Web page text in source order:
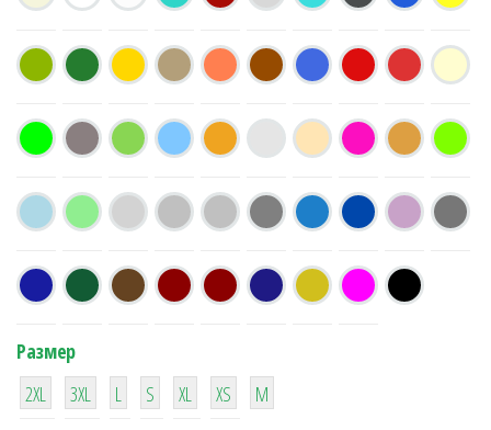
Размер
38
2XL
16
3XL
42
L
42
S
42
XL XS
М